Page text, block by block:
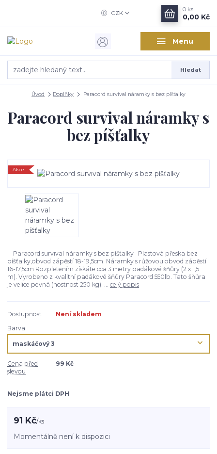
Menu
CZK
Hledat
0 ks
0,00 Kč
Úvod Doplňky Paracord survival náramky s bez píšťalky
Paracord survival náramky s
bez píšťalky
Akce
Paracord survival náramky s bez píšťalky Plastová přeska bez
píšťalky,obvod zápěstí 18-19,5cm. Náramky s růžovou obvod zápěstí
16-17,5cm Rozpletením získáte cca 3 metry padákové šňůry (2 x 1,5
m). Vyrobeno z kvalitní padákové šňůry Paracord 550lb. Tato šňůra
je velice pevná (nostnost 250 kg). ... celý popis
Dostupnost
Není skladem
Barva
Cena před
slevou
99 Kč
Nejsme plátci DPH
91 Kč/ks
Momentálně není k dispozici